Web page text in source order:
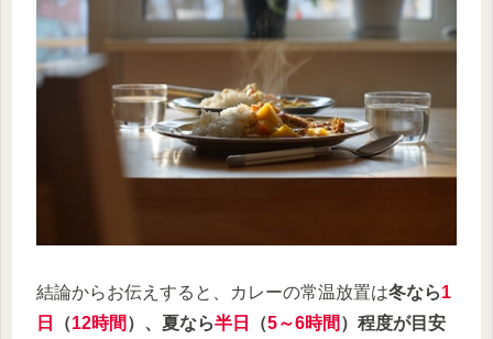
結論からお伝えすると、カレーの常温放置は冬なら1
日
（12時間 ）、夏なら半日 （5～6時間 ）程度が目安